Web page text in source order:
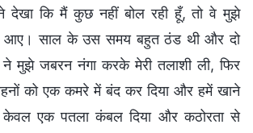
देखा कि मैं कुछ नहीं बोल रही हूँ, तो वे मुझे
आए। साल के उस समय बहुत ठंड थी और दो
ने मुझे जबरन नंगा करके मेरी तलाशी ली, फिर
को एक कमरे में बंद कर दिया और हमें खाने
केवल एक पतला कंबल दिया और कठोरता से